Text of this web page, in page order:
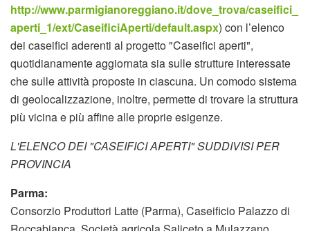
http://www.parmigianoreggiano.it/dove_trova/caseifici_
aperti_1/ext/CaseificiAperti/default.aspx) con l’elenco
dei caseifici aderenti al progetto "Caseifici aperti",
quotidianamente aggiornata sia sulle strutture interessate
che sulle attività proposte in ciascuna. Un comodo sistema
di geolocalizzazione, inoltre, permette di trovare la struttura
più vicina e più affine alle proprie esigenze.
L'ELENCO DEI "CASEIFICI APERTI" SUDDIVISI PER
PROVINCIA
Parma:
Consorzio Produttori Latte (Parma), Caseificio Palazzo di